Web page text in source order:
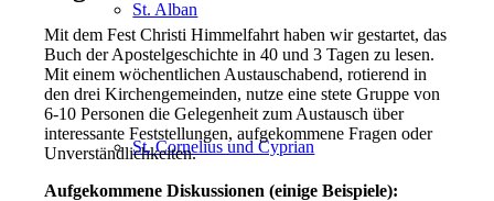
St. Alban
St. Cornelius und Cyprian
Mit dem Fest Christi Himmelfahrt haben wir gestartet, das
Buch der Apostelgeschichte in 40 und 3 Tagen zu lesen.
Mit einem wöchentlichen Austauschabend, rotierend in
den drei Kirchengemeinden, nutze eine stete Gruppe von
6-10 Personen die Gelegenheit zum Austausch über
interessante Feststellungen, aufgekommene Fragen oder
Unverständlichkeiten.
Aufgekommene Diskussionen (einige Beispiele):